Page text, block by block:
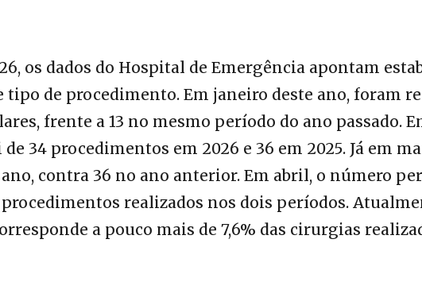
os dados do Hospital de Emergência apontam
tipo de procedimento. Em janeiro deste ano, foram
frente a 13 no mesmo período do ano passado.
34 procedimentos em 2026 e 36 em 2025. Já em
contra 36 no ano anterior. Em abril, o número
procedimentos realizados nos dois períodos.
a pouco mais de 7,6% das cirurgias